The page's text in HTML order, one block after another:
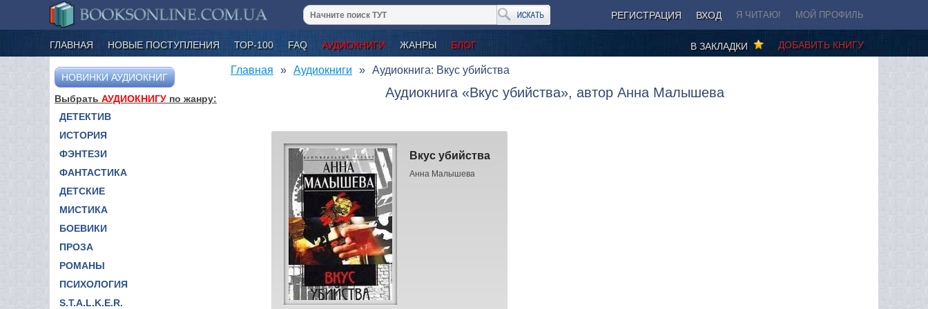
РЕГИСТРАЦИЯ ВХОД Я ЧИТАЮ! МОЙ ПРОФИЛЬ
ГЛАВНАЯ НОВЫЕ ПОСТУПЛЕНИЯ ТОР-100 FAQ АУДИОКНИГИ ЖАНРЫ БЛОГ ДОБАВИТЬ КНИГУ
В ЗАКЛАДКИ
НОВИНКИ АУДИОКНИГ
Выбрать АУДИОКНИГУ по жанру:
ДЕТЕКТИВ
ИСТОРИЯ
ФЭНТЕЗИ
ФАНТАСТИКА
ДЕТСКИЕ
МИСТИКА
БОЕВИКИ
ПРОЗА
РОМАНЫ
ПСИХОЛОГИЯ
S.T.A.L.K.E.R.
Главная Аудиокниги Аудиокнига: Вкус убийства
Аудиокнига «Вкус убийства», автор Анна Малышева
Вкус убийства
Анна Малышева